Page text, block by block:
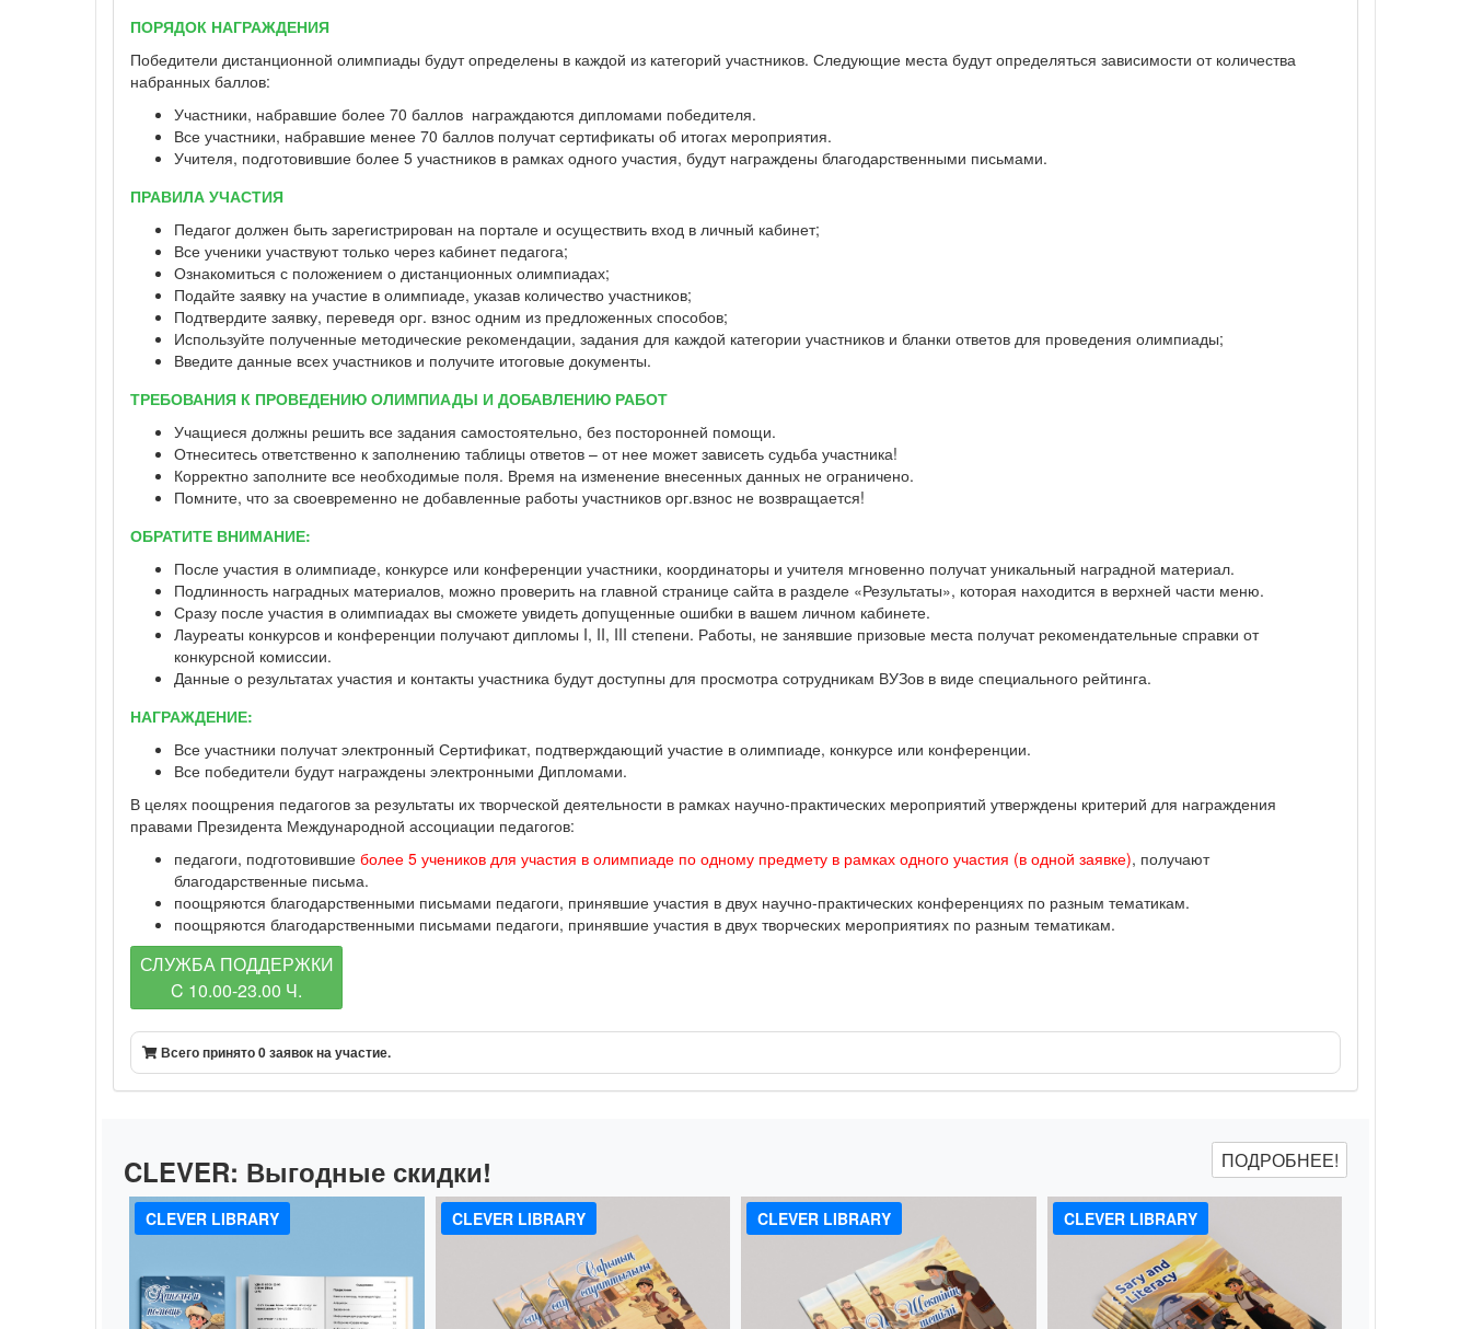
ПОРЯДОК НАГРАЖДЕНИЯ
Победители дистанционной олимпиады будут определены в каждой из категорий участников. Следующие места будут определяться зависимости от количества
набранных баллов:
Участники, набравшие более 70 баллов награждаются дипломами победителя.
Все участники, набравшие менее 70 баллов получат сертификаты об итогах мероприятия.
Учителя, подготовившие более 5 участников в рамках одного участия, будут награждены благодарственными письмами.
ПРАВИЛА УЧАСТИЯ
Педагог должен быть зарегистрирован на портале и осуществить вход в личный кабинет;
Все ученики участвуют только через кабинет педагога;
Ознакомиться с положением о дистанционных олимпиадах;
Подайте заявку на участие в олимпиаде, указав количество участников;
Подтвердите заявку, переведя орг. взнос одним из предложенных способов;
Используйте полученные методические рекомендации, задания для каждой категории участников и бланки ответов для проведения олимпиады;
Введите данные всех участников и получите итоговые документы.
ТРЕБОВАНИЯ К ПРОВЕДЕНИЮ ОЛИМПИАДЫ И ДОБАВЛЕНИЮ РАБОТ
Учащиеся должны решить все задания самостоятельно, без посторонней помощи.
Отнеситесь ответственно к заполнению таблицы ответов – от нее может зависеть судьба участника!
Корректно заполните все необходимые поля. Время на изменение внесенных данных не ограничено.
Помните, что за своевременно не добавленные работы участников орг.взнос не возвращается!
ОБРАТИТЕ ВНИМАНИЕ:
После участия в олимпиаде, конкурсе или конференции участники, координаторы и учителя мгновенно получат уникальный наградной материал.
Подлинность наградных материалов, можно проверить на главной странице сайта в разделе «Результаты», которая находится в верхней части меню.
Сразу после участия в олимпиадах вы сможете увидеть допущенные ошибки в вашем личном кабинете.
Лауреаты конкурсов и конференции получают дипломы I, II, III степени. Работы, не занявшие призовые места получат рекомендательные справки от
конкурсной комиссии.
Данные о результатах участия и контакты участника будут доступны для просмотра сотрудникам ВУЗов в виде специального рейтинга.
НАГРАЖДЕНИЕ:
Все участники получат электронный Сертификат, подтверждающий участие в олимпиаде, конкурсе или конференции.
Все победители будут награждены электронными Дипломами.
В целях поощрения педагогов за результаты их творческой деятельности в рамках научно-практических мероприятий утверждены критерий для награждения
правами Президента Международной ассоциации педагогов:
педагоги, подготовившие более 5 учеников для участия в олимпиаде по одному предмету в рамках одного участия (в одной заявке), получают
благодарственные письма.
поощряются благодарственными письмами педагоги, принявшие участия в двух научно-практических конференциях по разным тематикам.
поощряются благодарственными письмами педагоги, принявшие участия в двух творческих мероприятиях по разным тематикам.
СЛУЖБА ПОДДЕРЖКИ
C 10.00-23.00 Ч.
Всего принято 0 заявок на участие.
CLEVER: Выгодные скидки! ПОДРОБНЕЕ!
CLEVER LIBRARY CLEVER LIBRARY CLEVER LIBRARY CLEVER LIBRARY